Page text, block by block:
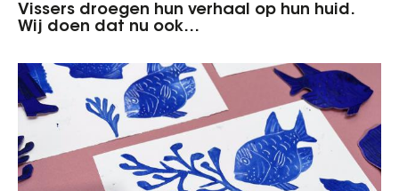
Vissers droegen hun verhaal op hun huid.
Wij doen dat nu ook…